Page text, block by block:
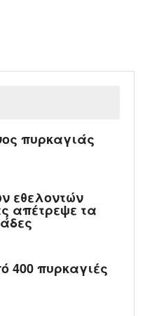
πυρκαγιάς
εθελοντών
απέτρεψε τα
400 πυρκαγιές